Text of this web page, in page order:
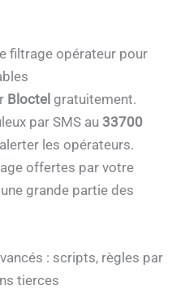
filtrage opérateur pour
Bloctel gratuitement.
par SMS au 33700
les opérateurs.
offertes par votre
grande partie des
: scripts, règles par
tierces